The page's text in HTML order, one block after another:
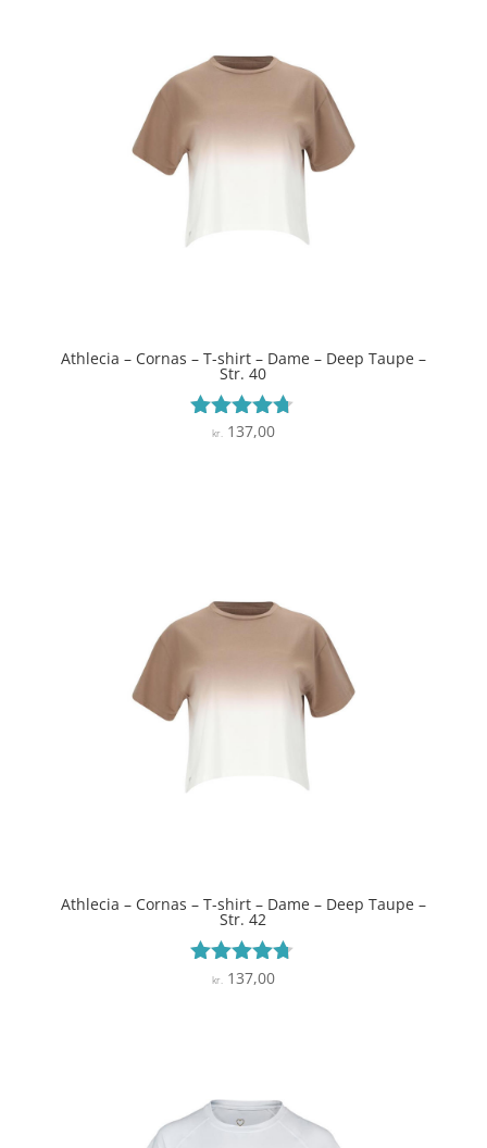
Athlecia – Cornas – T-shirt – Dame – Deep Taupe –
Str. 40
Vurderet
kr.137,00
Athlecia – Cornas – T-shirt – Dame – Deep Taupe –
Str. 42
Vurderet
kr. 137,00